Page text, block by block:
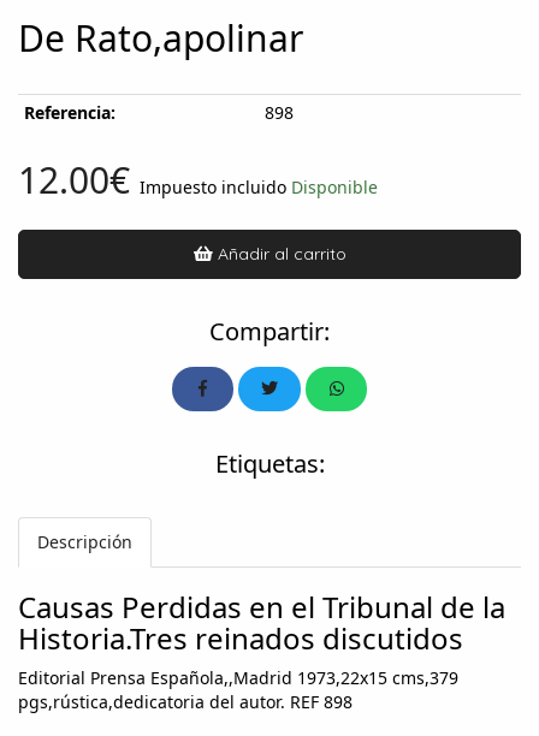
De Rato,apolinar
Referencia: 898
12.00€ Impuesto incluido Disponible
Añadir al carrito
Compartir:
Etiquetas:
Descripción
Causas Perdidas en el Tribunal de la
Historia.Tres reinados discutidos
Editorial Prensa Española,,Madrid 1973,22x15 cms,379
pgs,rústica,dedicatoria del autor. REF 898